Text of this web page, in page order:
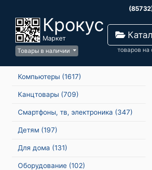
Крокус
Маркет
Товары в наличии
товаров на
Компьютеры (1617)
Канцтовары (709)
Смартфоны, тв, электроника (347)
Детям (197)
Для дома (131)
Оборудование (102)